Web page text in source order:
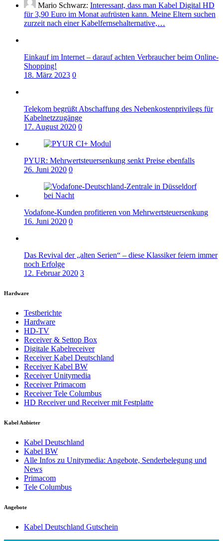
Mario Schwarz: Interessant, dass man Kabel Digital HD
für 3,90 Euro im Monat aufrüsten kann. Meine Eltern suchen
zurzeit nach einer Kabelfernsehalternative,…
Einkauf im Internet – darauf achten Verbraucher beim Online-
Shopping!
18. März 2023 0
Telekom begrüßt Abschaffung des Nebenkostenprivilegs für
Kabelnetzzugänge
17. August 2020 0
PYUR: Mehrwertsteuersenkung senkt Preise ebenfalls
26. Juni 2020 0
Vodafone-Kunden profitieren von Mehrwertsteuersenkung
16. Juni 2020 0
Das Revival der „alten Serien“ – diese Klassiker feiern immer
noch Erfolge
12. Februar 2020 3
Hardware
Testberichte
Hardware
HD-TV
Receiver & Settop Box
Digitale Kabelreceiver
Receiver Kabel Deutschland
Receiver Kabel BW
Receiver Unitymedia
Receiver Primacom
Receiver Tele Columbus
HD Receiver und Receiver mit Festplatte
Kabel Anbieter
Kabel Deutschland
Kabel BW
Alle Infos zu Unitymedia: Angebote, Senderbelegung und
News
Primacom
Tele Columbus
Angebote
Kabel Deutschland Gutschein